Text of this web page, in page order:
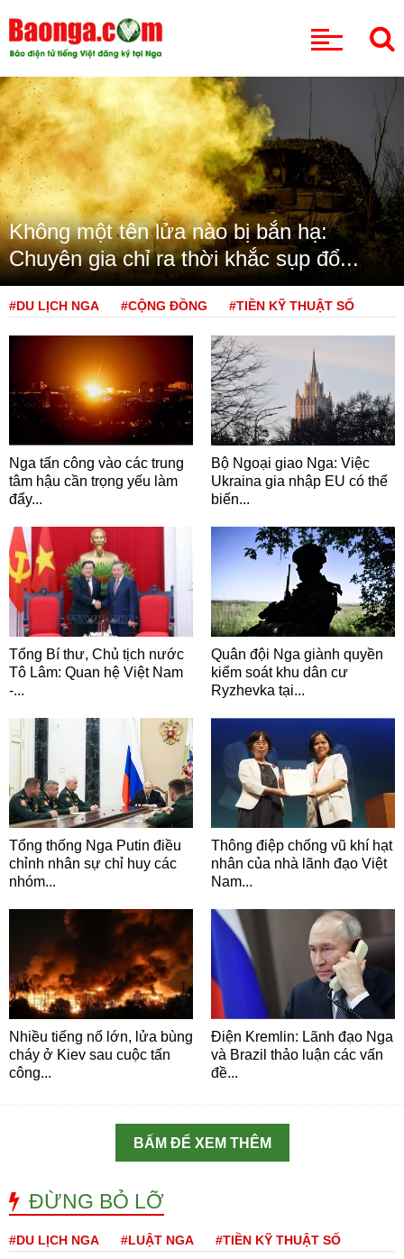
Không một tên lửa nào bị bắn hạ:
Chuyên gia chỉ ra thời khắc sụp đổ...
#DU LỊCH NGA #CỘNG ĐỒNG #TIỀN KỸ THUẬT SỐ
Nga tấn công vào các trung
tâm hậu cần trọng yếu làm
đẩy...
Bộ Ngoại giao Nga: Việc
Ukraina gia nhập EU có thể
biến...
Tổng Bí thư, Chủ tịch nước
Tô Lâm: Quan hệ Việt Nam
-...
Quân đội Nga giành quyền
kiểm soát khu dân cư
Ryzhevka tại...
Tổng thống Nga Putin điều
chỉnh nhân sự chỉ huy các
nhóm...
Thông điệp chống vũ khí hạt
nhân của nhà lãnh đạo Việt
Nam...
Nhiều tiếng nổ lớn, lửa bùng
cháy ở Kiev sau cuộc tấn
công...
Điện Kremlin: Lãnh đạo Nga
và Brazil thảo luận các vấn
đề...
BẤM ĐỂ XEM THÊM
ĐỪNG BỎ LỠ
#DU LỊCH NGA #LUẬT NGA #TIỀN KỸ THUẬT SỐ